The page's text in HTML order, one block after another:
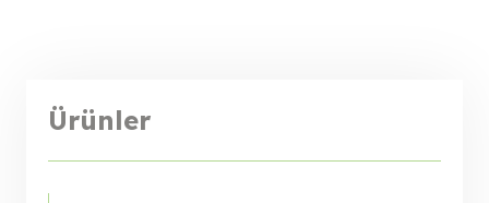
Ürünler